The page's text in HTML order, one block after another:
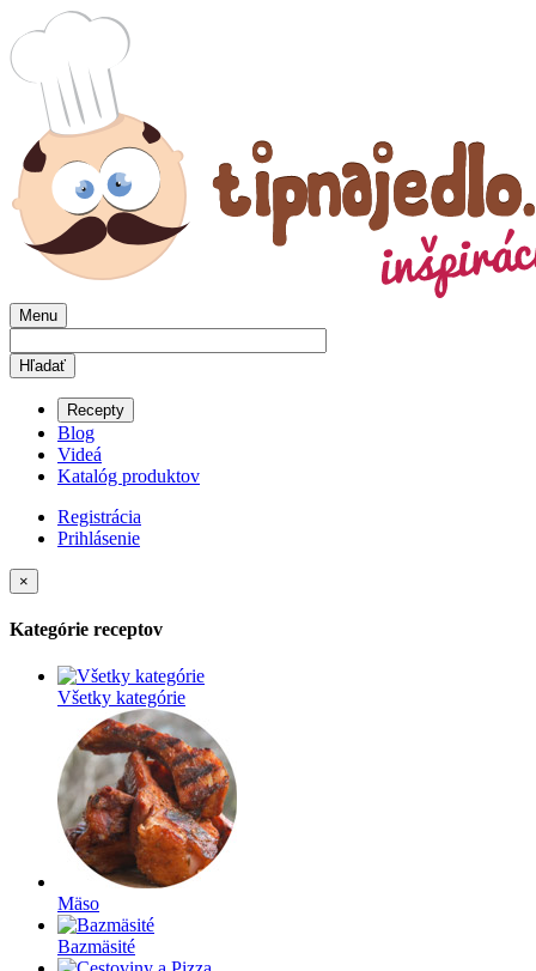
Menu
Recepty
Blog
Videá
Katalóg produktov
Registrácia
Prihlásenie
×
Kategórie receptov
Všetky kategórie
Mäso
Bazmäsité